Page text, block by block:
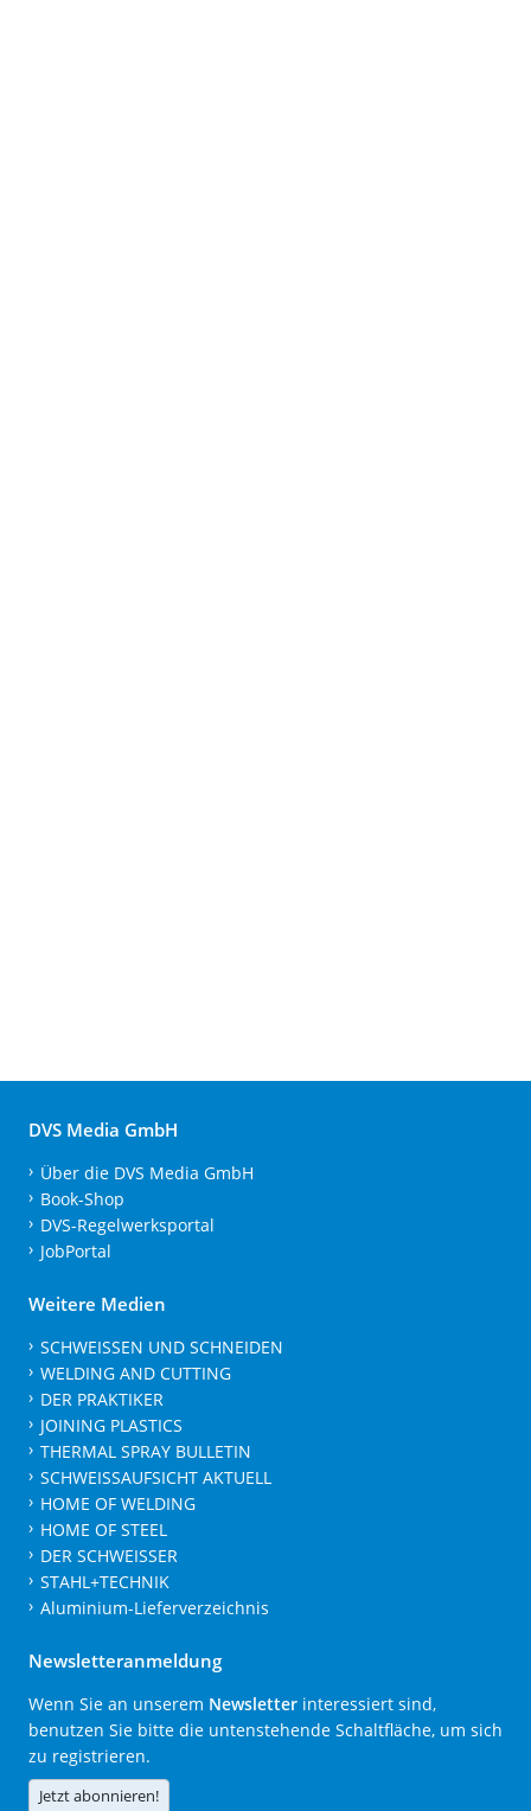
DVS Media GmbH
Über die DVS Media GmbH
Book-Shop
DVS-Regelwerksportal
JobPortal
Weitere Medien
SCHWEISSEN UND SCHNEIDEN
WELDING AND CUTTING
DER PRAKTIKER
JOINING PLASTICS
THERMAL SPRAY BULLETIN
SCHWEISSAUFSICHT AKTUELL
HOME OF WELDING
HOME OF STEEL
DER SCHWEISSER
STAHL+TECHNIK
Aluminium-Lieferverzeichnis
Newsletteranmeldung
Wenn Sie an unserem Newsletter interessiert sind,
benutzen Sie bitte die untenstehende Schaltfläche, um sich
zu registrieren.
Jetzt abonnieren!